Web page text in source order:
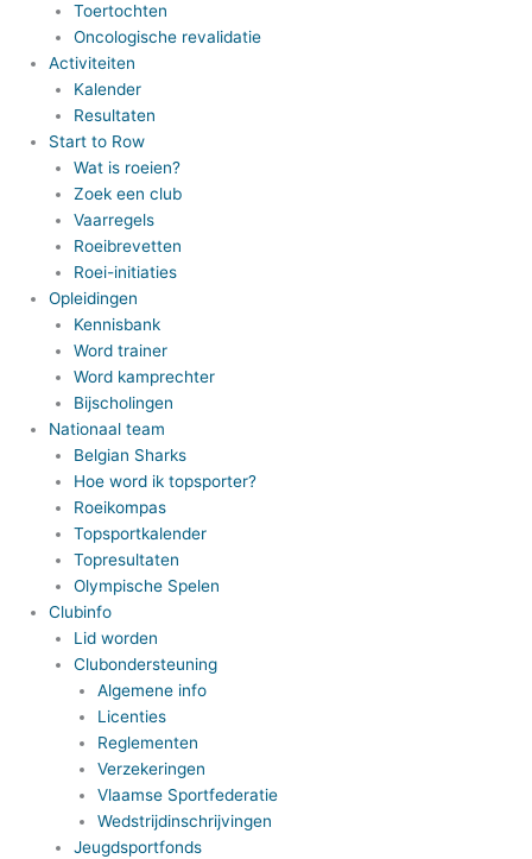
Toertochten
Oncologische revalidatie
Activiteiten
Kalender
Resultaten
Start to Row
Wat is roeien?
Zoek een club
Vaarregels
Roeibrevetten
Roei-initiaties
Opleidingen
Kennisbank
Word trainer
Word kamprechter
Bijscholingen
Nationaal team
Belgian Sharks
Hoe word ik topsporter?
Roeikompas
Topsportkalender
Topresultaten
Olympische Spelen
Clubinfo
Lid worden
Clubondersteuning
Algemene info
Licenties
Reglementen
Verzekeringen
Vlaamse Sportfederatie
Wedstrijdinschrijvingen
Jeugdsportfonds